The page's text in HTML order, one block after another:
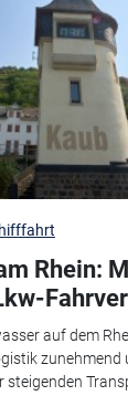
Rhein:
auf dem
zunehmend